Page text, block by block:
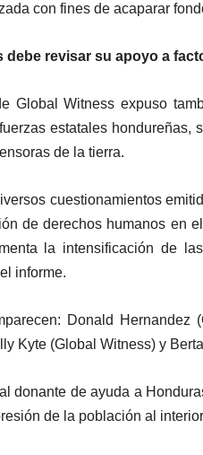
con fines de acaparar
debe revisar su apoyo a
Global Witness expuso
estatales hondureñas,
de la tierra.
cuestionamientos
de derechos humanos en
la intensificación de
informe.
Donald Hernandez
Kyte (Global Witness) y
donante de ayuda a
de la población al